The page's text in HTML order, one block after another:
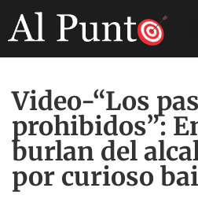
Video-“Los
prohibidos”:
burlan del
por curioso